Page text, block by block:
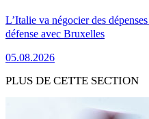
L’Italie va négocier des
défense avec Bruxelles
05.08.2026
PLUS DE CETTE SECTION